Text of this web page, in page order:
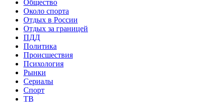
Общество
Около спорта
Отдых в России
Отдых за границей
ПДД
Политика
Происшествия
Психология
Рынки
Сериалы
Спорт
ТВ